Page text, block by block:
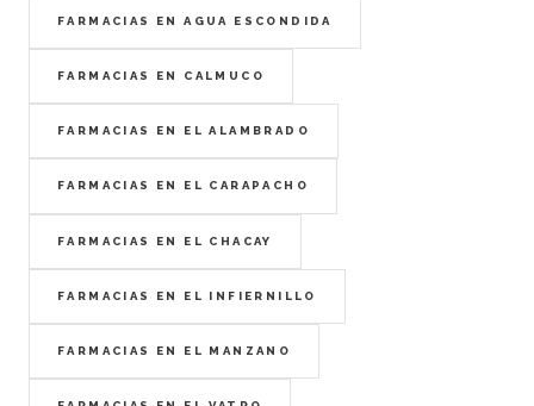
FARMACIAS EN AGUA ESCONDIDA
FARMACIAS EN CALMUCO
FARMACIAS EN EL ALAMBRADO
FARMACIAS EN EL CARAPACHO
FARMACIAS EN EL CHACAY
FARMACIAS EN EL INFIERNILLO
FARMACIAS EN EL MANZANO